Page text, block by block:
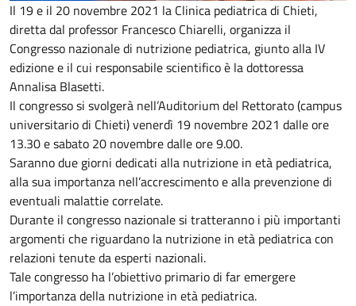
Il 19 e il 20 novembre 2021 la Clinica pediatrica di Chieti,
diretta dal professor Francesco Chiarelli, organizza il
Congresso nazionale di nutrizione pediatrica, giunto alla IV
edizione e il cui responsabile scientifico è la dottoressa
Annalisa Blasetti.
Il congresso si svolgerà nell’Auditorium del Rettorato (campus
universitario di Chieti) venerdì 19 novembre 2021 dalle ore
13.30 e sabato 20 novembre dalle ore 9.00.
Saranno due giorni dedicati alla nutrizione in età pediatrica,
alla sua importanza nell’accrescimento e alla prevenzione di
eventuali malattie correlate.
Durante il congresso nazionale si tratteranno i più importanti
argomenti che riguardano la nutrizione in età pediatrica con
relazioni tenute da esperti nazionali.
Tale congresso ha l’obiettivo primario di far emergere
l’importanza della nutrizione in età pediatrica.